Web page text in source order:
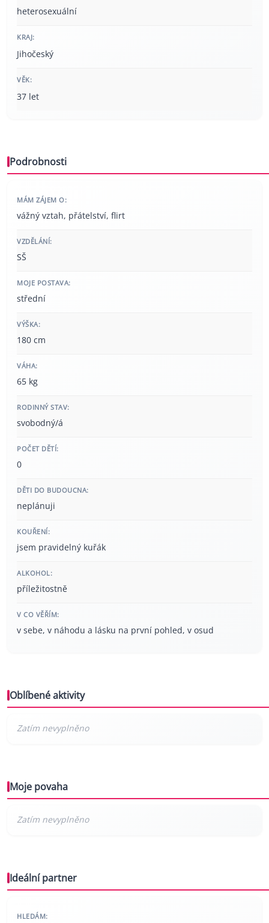
heterosexuální
KRAJ:
Jihočeský
VĚK:
37 let
Podrobnosti
MÁM ZÁJEM O:
vážný vztah, přátelství, flirt
VZDĚLÁNÍ:
SŠ
MOJE POSTAVA:
střední
VÝŠKA:
180 cm
VÁHA:
65 kg
RODINNÝ STAV:
svobodný/á
POČET DĚTÍ:
0
DĚTI DO BUDOUCNA:
neplánuji
KOUŘENÍ:
jsem pravidelný kuřák
ALKOHOL:
příležitostně
V CO VĚŘÍM:
v sebe, v náhodu a lásku na první pohled, v osud
Oblíbené aktivity
Moje povaha
Ideální partner
HLEDÁM: